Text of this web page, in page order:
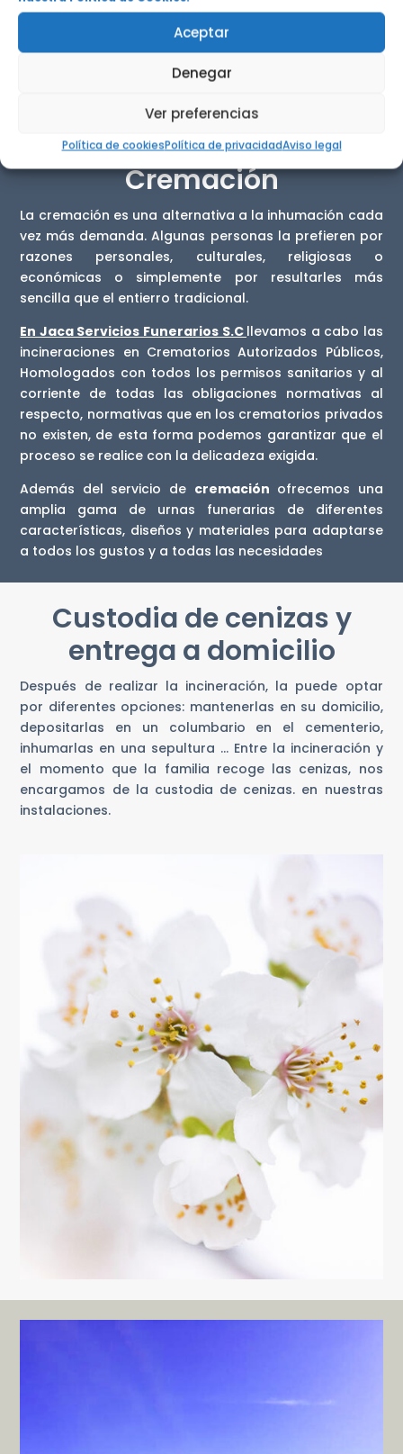
Aceptar
Denegar
Ver preferencias
Política de cookiesPolítica de privacidadAviso legal
Cremación
La cremación es una alternativa a la inhumación cada
vez más demanda. Algunas personas la prefieren por
razones personales, culturales, religiosas o
económicas o simplemente por resultarles más
sencilla que el entierro tradicional.
En Jaca Servicios Funerarios S.C llevamos a cabo las
incineraciones en Crematorios Autorizados Públicos,
Homologados con todos los permisos sanitarios y al
corriente de todas las obligaciones normativas al
respecto, normativas que en los crematorios privados
no existen, de esta forma podemos garantizar que el
proceso se realice con la delicadeza exigida.
Además del servicio de cremación ofrecemos una
amplia gama de urnas funerarias de diferentes
características, diseños y materiales para adaptarse
a todos los gustos y a todas las necesidades
Custodia de cenizas y
entrega a domicilio
Después de realizar la incineración, la puede optar
por diferentes opciones: mantenerlas en su domicilio,
depositarlas en un columbario en el cementerio,
inhumarlas en una sepultura … Entre la incineración y
el momento que la familia recoge las cenizas, nos
encargamos de la custodia de cenizas. en nuestras
instalaciones.